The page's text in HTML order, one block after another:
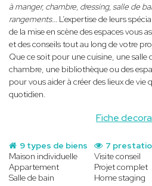
Fiche
à manger, chambre, dressing, salle de
rangements... L’expertise de leurs
de la mise en scène des espaces vous
et des conseils tout au long de votre
Que ce soit pour une cuisine, une salle
chambre, une bibliothèque ou des
pour vous aider à créer des lieux de vie
quotidien.
9 types de biens
Maison individuelle
Appartement
Salle de bain
7
Visite conseil
Projet complet
Home staging